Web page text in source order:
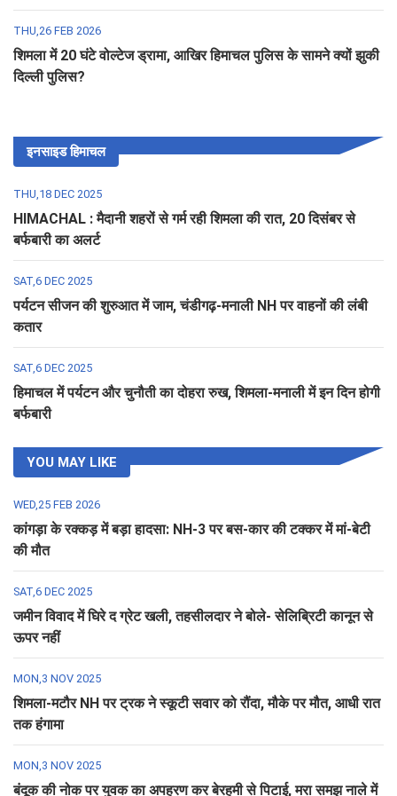
THU,26 FEB 2026
शिमला में 20 घंटे वोल्टेज ड्रामा, आखिर हिमाचल पुलिस के सामने क्यों झुकी
दिल्ली पुलिस?
इनसाइड हिमाचल
THU,18 DEC 2025
HIMACHAL : मैदानी शहरों से गर्म रही शिमला की रात, 20 दिसंबर से
बर्फबारी का अलर्ट
SAT,6 DEC 2025
पर्यटन सीजन की शुरुआत में जाम, चंडीगढ़-मनाली NH पर वाहनों की लंबी
कतार
SAT,6 DEC 2025
हिमाचल में पर्यटन और चुनौती का दोहरा रुख, शिमला-मनाली में इन दिन होगी
बर्फबारी
YOU MAY LIKE
WED,25 FEB 2026
कांगड़ा के रक्कड़ में बड़ा हादसा: NH-3 पर बस-कार की टक्कर में मां-बेटी
की मौत
SAT,6 DEC 2025
जमीन विवाद में घिरे द ग्रेट खली, तहसीलदार ने बोले- सेलिब्रिटी कानून से
ऊपर नहीं
MON,3 NOV 2025
शिमला-मटौर NH पर ट्रक ने स्कूटी सवार को रौंदा, मौके पर मौत, आधी रात
तक हंगामा
MON,3 NOV 2025
बंदूक की नोक पर युवक का अपहरण कर बेरहमी से पिटाई, मरा समझ नाले में